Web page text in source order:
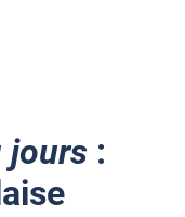
jours :